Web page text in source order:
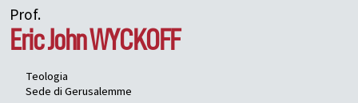
Prof.
Eric JohnWYCKOFF
Teologia
Sede di Gerusalemme